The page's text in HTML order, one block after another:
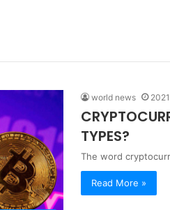
world news
TYPES?
The word
Read More »